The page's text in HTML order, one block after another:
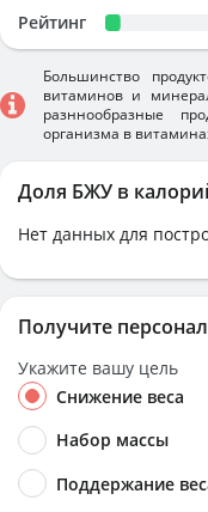
Рейтинг
Большинство
витаминов и
разннообразные
организма в
Доля БЖУ в
Нет данных для
Получите
Укажите вашу цель
Снижение веса
Набор массы
Поддержание